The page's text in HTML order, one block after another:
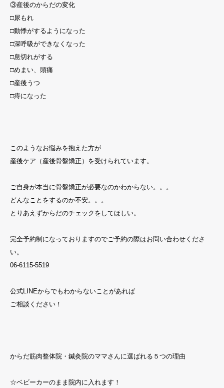
③産後のからだの変化
□尿もれ
□動悸がするようになった
□深呼吸ができなくなった
□息切れがする
□めまい、頭痛
□産後うつ
□痔になった
このようなお悩みを抱えた方が
産後ケア（産後骨盤矯正）を受けられています。
ご自身が本当に骨盤矯正が必要なのかわからない。。。
どんなことをするのか不安。。。
とりあえずからだのチェックをしてほしい。
完全予約制になっておりますのでご予約の際はお問い合わせくださ
い。
06-6115-5519
公式LINEからでもわからないことがあれば
ご相談ください！
からだ筋肉整体院・鍼灸院のママさんに選ばれる５つの理由
☆ベビーカーのまま院内に入れます！